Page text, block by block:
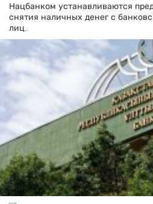
Нацбанком устанавливаются
снятия наличных денег с
лиц.